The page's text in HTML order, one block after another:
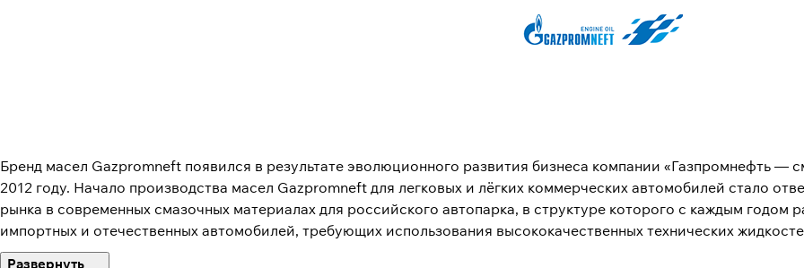
Бренд масел Gazpromneft появился в результате эволюционного развития бизнеса компании «Газпромнефть —
2012 году. Начало производства масел Gazpromneft для легковых и лёгких коммерческих автомобилей стало
рынка в современных смазочных материалах для российского автопарка, в структуре которого с каждым годом
импортных и отечественных автомобилей, требующих использования высококачественных технических